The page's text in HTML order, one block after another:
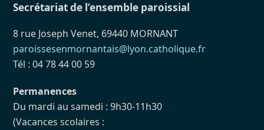
Secrétariat de l’ensemble paroissial
8 rue Joseph Venet, 69440 MORNANT
paroissesenmornantais@lyon.catholique.fr
Tél : 04 78 44 00 59
Permanences
Du mardi au samedi : 9h30-11h30
(Vacances scolaires :